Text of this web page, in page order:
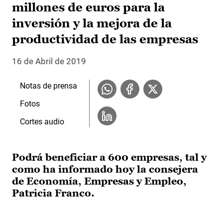
millones de euros para la
inversión y la mejora de la
productividad de las empresas
16 de Abril de 2019
Podrá beneficiar a 600 empresas, tal y
como ha informado hoy la consejera
de Economía, Empresas y Empleo,
Patricia Franco.
Notas de prensa
Fotos
Cortes audio